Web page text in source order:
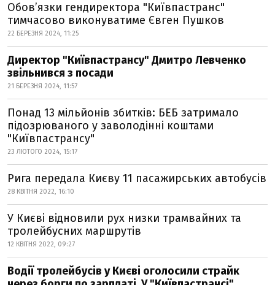
Обов’язки гендиректора "Київпастранс"
тимчасово виконуватиме Євген Пушков
22 БЕРЕЗНЯ 2024, 11:25
Директор "Київпастрансу" Дмитро Левченко
звільнився з посади
21 БЕРЕЗНЯ 2024, 11:57
Понад 13 мільйонів збитків: БЕБ затримало
підозрюваного у заволодінні коштами
"Київпастрансу"
23 ЛЮТОГО 2024, 15:17
Рига передала Києву 11 пасажирських автобусів
28 КВІТНЯ 2022, 16:10
У Києві відновили рух низки трамвайних та
тролейбусних маршрутів
12 КВІТНЯ 2022, 09:27
Водії тролейбусів у Києві оголосили страйк